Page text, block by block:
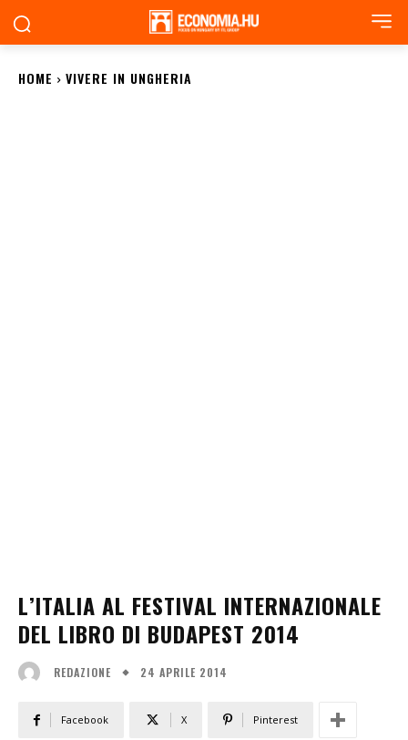
HOME VIVERE IN UNGHERIA
L’ITALIA AL FESTIVAL INTERNAZIONALE
DEL LIBRO DI BUDAPEST 2014
REDAZIONE 24 APRILE 2014
Facebook X Pinterest